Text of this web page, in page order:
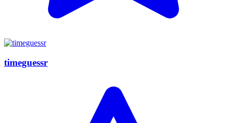
timeguessr